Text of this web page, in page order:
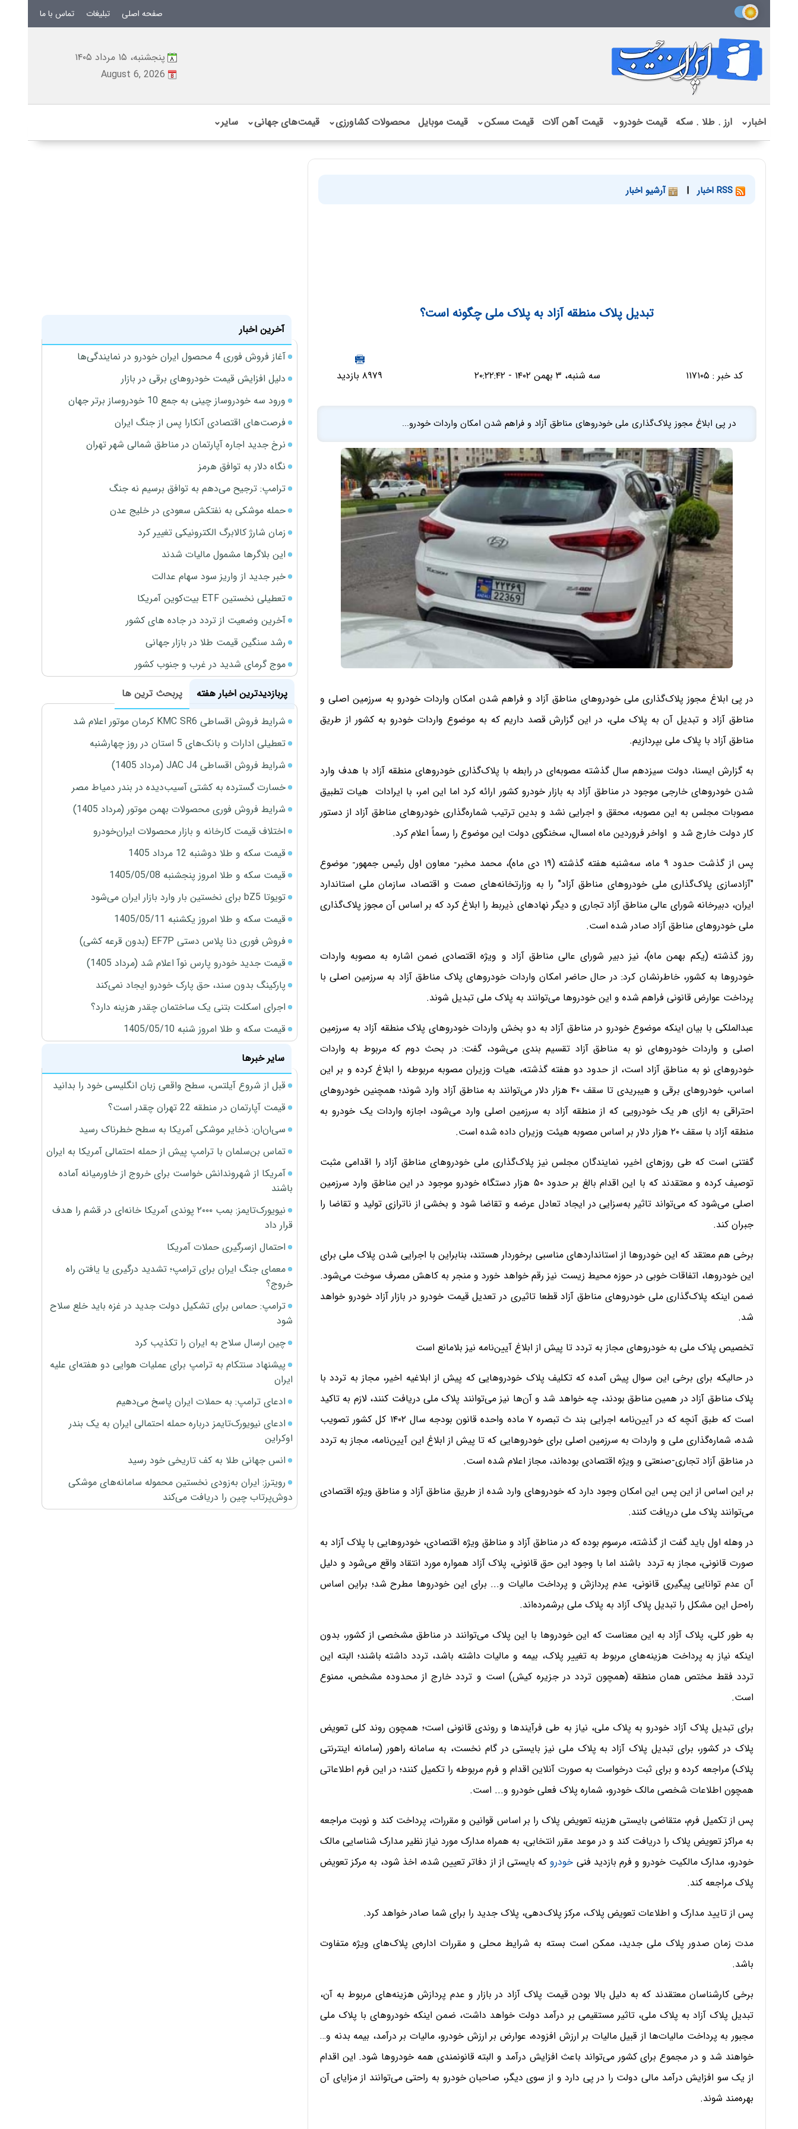
صفحه اصلی تبلیغات تماس با ما
پنجشنبه، ۱۵ مرداد ۱۴۰۵
August 6, 2026
اخبار⌄ ارز . طلا . سکه قیمت خودرو⌄ قیمت آهن آلات قیمت مسکن⌄ قیمت موبایل محصولات کشاورزی⌄ قیمت‌های جهانی⌄ سایر⌄
| آرشیو اخبار
تبدیل پلاک منطقه آزاد به پلاک ملی چگونه است؟
کد خبر : ۱۱۷۱۰۵ سه شنبه، ۳ بهمن ۱۴۰۲ - ۲۰:۲۲:۴۲ ۸۹۷۹ بازدید
در پی ابلاغ مجوز پلاک‌گذاری ملی خودروهای مناطق آزاد و فراهم شدن امکان واردات خودرو...
در پی ابلاغ مجوز پلاک‌گذاری ملی خودروهای مناطق آزاد و فراهم شدن امکان واردات خودرو به سرزمین اصلی و
مناطق آزاد و تبدیل آن به پلاک ملی، در این گزارش قصد داریم که به موضوع واردات خودرو به کشور از طریق
مناطق آزاد با پلاک ملی بپردازیم.
به گزارش ایسنا، دولت سیزدهم سال گذشته مصوبه‌ای در رابطه با پلاک‌گذاری خودروهای منطقه آزاد با هدف وارد
شدن خودروهای خارجی موجود در مناطق آزاد به بازار خودرو کشور ارائه کرد اما این امر، با ایرادات هیات تطبیق
مصوبات مجلس به این مصوبه، محقق و اجرایی نشد و بدین ترتیب شماره‌گذاری خودروهای مناطق آزاد از دستور
کار دولت خارج شد و اواخر فروردین ماه امسال، سخنگوی دولت این موضوع را رسماً اعلام کرد.
پس از گذشت حدود ٩ ماه، سه‌شنبه هفته گذشته (١٩ دی ماه)، محمد مخبر- معاون اول رئیس جمهور- موضوع
"آزادسازی پلاک‌گذاری ملی خودروهای مناطق آزاد" را به وزارتخانه‌های صمت و اقتصاد، سازمان ملی استاندارد
ایران، دبیرخانه شورای عالی مناطق آزاد تجاری و دیگر نهادهای ذیربط را ابلاغ کرد که بر اساس آن مجوز پلاک‌گذاری
ملی خودروهای مناطق آزاد صادر شده است.
روز گذشته (یکم بهمن ماه)، نیز دبیر شورای عالی مناطق آزاد و ویژه اقتصادی ضمن اشاره به مصوبه واردات
خودروها به کشور، خاطرنشان کرد: در حال حاضر امکان واردات خودروهای پلاک مناطق آزاد به سرزمین اصلی با
پرداخت عوارض قانونی فراهم شده و این خودروها می‌توانند به پلاک ملی تبدیل شوند.
عبدالملکی با بیان اینکه موضوع خودرو در مناطق آزاد به دو بخش واردات خودروهای پلاک منطقه آزاد به سرزمین
اصلی و واردات خودروهای نو به مناطق آزاد تقسیم بندی می‌شود، گفت: در بحث دوم که مربوط به واردات
خودروهای نو به مناطق آزاد است، از حدود دو هفته گذشته، هیات وزیران مصوبه مربوطه را ابلاغ کرده و بر این
اساس، خودروهای برقی و هیبریدی تا سقف ۴۰ هزار دلار می‌توانند به مناطق آزاد وارد شوند؛ همچنین خودروهای
احتراقی به ازای هر یک خودرویی که از منطقه آزاد به سرزمین اصلی وارد می‌شود، اجازه‌ واردات یک خودرو به
منطقه آزاد با سقف ۲۰ هزار دلار بر اساس مصوبه هیئت وزیران داده شده است.
گفتنی است که طی روزهای اخیر، نمایندگان مجلس نیز پلاک‌گذاری ملی خودروهای مناطق آزاد را اقدامی مثبت
توصیف کرده و معتقدند که با این اقدام بالغ بر حدود ۵۰ هزار دستگاه خودرو موجود در این مناطق وارد سرزمین
اصلی می‌شود که می‌تواند تاثیر به‌سزایی در ایجاد تعادل عرضه و تقاضا شود و بخشی از ناترازی تولید و تقاضا را
جبران کند.
برخی هم معتقد که این خودروها از استانداردهای مناسبی برخوردار هستند، بنابراین با اجرایی شدن پلاک ملی برای
این خودروها، اتفاقات خوبی در حوزه محیط زیست نیز رقم خواهد خورد و منجر به کاهش مصرف سوخت می‌شود.
ضمن اینکه پلاک‌گذاری ملی خودروهای مناطق آزاد قطعا تاثیری در تعدیل قیمت خودرو در بازار آزاد خودرو خواهد
شد.
تخصیص پلاک ملی به خودروهای مجاز به تردد تا پیش از ابلاغ آیین‌نامه نیز بلامانع است
در حالیکه برای برخی این سوال پیش آمده که تکلیف پلاک خودروهایی که پیش از ابلاغیه اخیر، مجاز به تردد با
پلاک مناطق آزاد در همین مناطق بودند، چه خواهد شد و آن‌ها نیز می‌توانند پلاک ملی دریافت کنند، لازم به تاکید
است که طبق آنچه که در آیین‌نامه اجرایی بند ث تبصره ۷ ماده واحده قانون بودجه سال ۱۴۰۲ کل کشور تصویب
شده، شماره‌گذاری‌ ملی و واردات به سرزمین اصلی برای خودروهایی که تا پیش از ابلاغ این آیین‌نامه، مجاز به تردد
در مناطق آزاد تجاری-صنعتی و ویژه اقتصادی بوده‌اند، مجاز اعلام شده است.
بر این اساس از این‌ پس این امکان وجود دارد که خودروهای وارد شده از طریق مناطق آزاد و مناطق ویژه اقتصادی
می‌توانند پلاک ملی دریافت کنند.
در وهله اول باید گفت از گذشته، مرسوم بوده که در مناطق آزاد و مناطق ویژه اقتصادی، خودروهایی با پلاک آزاد به
صورت قانونی، مجاز به تردد باشند اما با وجود این حق قانونی، پلاک آزاد همواره مورد انتقاد واقع می‌شود و دلیل
آن عدم توانایی پیگیری قانونی، عدم پردازش و پرداخت مالیات و... برای این خودروها مطرح شد؛ براین اساس
راه‌حل این مشکل را تبدیل پلاک آزاد به پلاک ملی برشمرده‌اند.
به طور کلی، پلاک آزاد به این معناست که این خودروها با این پلاک می‌توانند در مناطق مشخصی از کشور، بدون
اینکه نیاز به پرداخت هزینه‌های مربوط به تغییر پلاک، بیمه و مالیات داشته باشد، تردد داشته باشند؛ البته این
تردد فقط مختص همان منطقه (همچون تردد در جزیره کیش) است و تردد خارج از محدوده مشخص، ممنوع
است.
برای تبدیل پلاک آزاد خودرو به پلاک ملی، نیاز به طی فرآیندها و روندی قانونی است؛ همچون روند کلی تعویض
پلاک در کشور، برای تبدیل پلاک آزاد به پلاک ملی نیز بایستی در گام نخست، به سامانه راهور (سامانه اینترنتی
پلاک) مراجعه کرده و برای ثبت درخواست به صورت آنلاین اقدام و فرم مربوطه را تکمیل کنند؛ در این فرم اطلاعاتی
همچون اطلاعات شخصی مالک خودرو، شماره پلاک فعلی خودرو و... است.
پس از تکمیل فرم، متقاضی بایستی هزینه تعویض پلاک را بر اساس قوانین و مقررات، پرداخت کند و نوبت مراجعه
به مراکز تعویض پلاک را دریافت کند و در موعد مقرر انتخابی، به همراه مدارک مورد نیاز نظیر مدارک شناسایی مالک
خودرو، مدارک مالکیت خودرو و فرم بازدید فنی خودرو که بایستی از از دفاتر تعیین‌ شده، اخذ شود، به مرکز تعویض
پلاک مراجعه کند.
پس از تایید مدارک و اطلاعات تعویض پلاک، مرکز پلاک‌دهی، پلاک جدید را برای شما صادر خواهد کرد.
مدت زمان صدور پلاک ملی جدید، ممکن است بسته به شرایط محلی و مقررات اداره‌ی پلاک‌های ویژه متفاوت
باشد.
برخی کارشناسان معتقدند که به دلیل بالا بودن قیمت پلاک آزاد در بازار و عدم پردازش هزینه‌های مربوط به آن،
تبدیل پلاک آزاد به پلاک ملی، تاثیر مستقیمی بر درآمد دولت خواهد داشت، ضمن اینکه خودروهای با پلاک ملی
مجبور به پرداخت مالیات‌ها از قبیل مالیات بر ارزش افزوده، عوارض بر ارزش خودرو، مالیات بر درآمد، بیمه بدنه و…
خواهند شد و در مجموع برای کشور می‌تواند باعث افزایش درآمد و البته قانونمندی همه خودروها شود. این اقدام
از یک سو افزایش درآمد مالی دولت را در پی دارد و از سوی دیگر، صاحبان خودرو به راحتی می‌توانند از مزایای آن
بهره‌مند شوند.
آخرین اخبار
آغاز فروش فوری 4 محصول ایران خودرو در نمایندگی‌ها
دلیل افزایش قیمت خودروهای برقی در بازار
ورود سه خودروساز چینی به جمع 10 خودروساز برتر جهان
فرصت‌های اقتصادی آنکارا پس از جنگ ایران
نرخ جدید اجاره آپارتمان در مناطق شمالی شهر تهران
نگاه دلار به توافق هرمز
ترامپ: ترجیح می‌دهم به توافق برسیم نه جنگ
حمله موشکی به نفتکش سعودی در خلیج عدن
زمان شارژ کالابرگ الکترونیکی تغییر کرد
این بلاگرها مشمول مالیات شدند
خبر جدید از واریز سود سهام عدالت
تعطیلی نخستین ETF بیت‌کوین آمریکا
آخرین وضعیت از تردد در جاده های کشور
رشد سنگین قیمت طلا در بازار جهانی
موج گرمای شدید در غرب و جنوب کشور
پربازدیدترین اخبار هفته
پربحث ترین ها
شرایط فروش اقساطی KMC SR6 کرمان موتور اعلام شد
تعطیلی ادارات و بانک‌های 5 استان در روز چهارشنبه
شرایط فروش اقساطی JAC J4 (مرداد 1405)
خسارت گسترده به کشتی آسیب‌دیده در بندر دمیاط مصر
شرایط فروش فوری محصولات بهمن موتور (مرداد 1405)
اختلاف قیمت کارخانه و بازار محصولات ایران‌خودرو
قیمت سکه و طلا دوشنبه 12 مرداد 1405
قیمت سکه و طلا امروز پنجشنبه 1405/05/08
تویوتا bZ5 برای نخستین بار وارد بازار ایران می‌شود
قیمت سکه و طلا امروز یکشنبه 1405/05/11
فروش فوری دنا پلاس دستی EF7P (بدون قرعه کشی)
قیمت جدید خودرو پارس نوآ اعلام شد (مرداد 1405)
پارکینگ بدون سند، حق پارک خودرو ایجاد نمی‌کند
اجرای اسکلت بتنی یک ساختمان چقدر هزینه دارد؟
قیمت سکه و طلا امروز شنبه 1405/05/10
سایر خبرها
قبل از شروع آیلتس، سطح واقعی زبان انگلیسی خود را بدانید
قیمت آپارتمان در منطقه 22 تهران چقدر است؟
سی‌ان‌ان: ذخایر موشکی آمریکا به سطح خطرناک رسید
تماس بن‌سلمان با ترامپ پیش از حمله احتمالی آمریکا به ایران
آمریکا از شهروندانش خواست برای خروج از خاورمیانه آماده
باشند
نیویورک‌تایمز: بمب ۲۰۰۰ پوندی آمریکا خانه‌ای در قشم را هدف
قرار داد
احتمال ازسرگیری حملات آمریکا
معمای جنگ ایران برای ترامپ؛ تشدید درگیری یا یافتن راه
خروج؟
ترامپ: حماس برای تشکیل دولت جدید در غزه باید خلع سلاح
شود
چین ارسال سلاح به ایران را تکذیب کرد
پیشنهاد سنتکام به ترامپ برای عملیات هوایی دو هفته‌ای علیه
ایران
ادعای ترامپ: به حملات ایران پاسخ می‌دهیم
ادعای نیویورک‌تایمز درباره حمله احتمالی ایران به یک بندر
اوکراین
انس جهانی طلا به کف تاریخی خود رسید
رویترز: ایران به‌زودی نخستین محموله سامانه‌های موشکی
دوش‌پرتاب چین را دریافت می‌کند